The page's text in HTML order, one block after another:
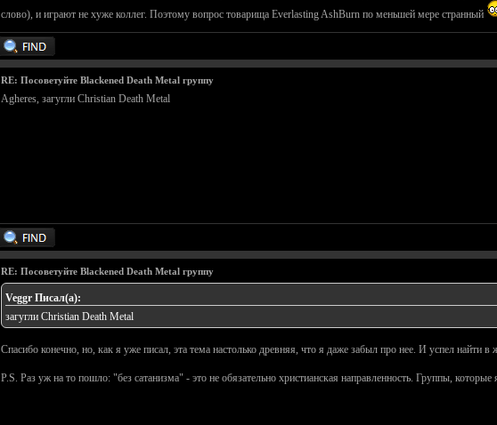
слово), и играют не хуже коллег. Поэтому вопрос товарища Everlasting AshBurn по меньшей мере странный
RE: Посоветуйте Blackened Death Metal группу
Agheres, загугли Christian Death Metal
RE: Посоветуйте Blackened Death Metal группу
Veggr Писал(а):
загугли Christian Death Metal
Спасибо конечно, но, как я уже писал, эта тема настолько древняя, что я даже забыл про нее. И успел найти
P.S. Раз уж на то пошло: "без сатанизма" - это не обязательно христианская направленность. Группы,